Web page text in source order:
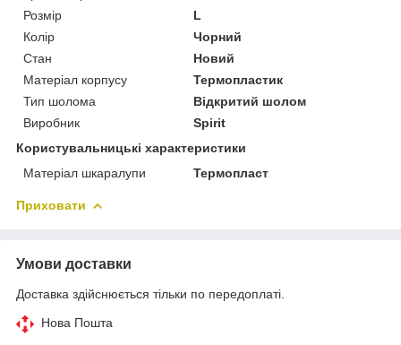
Розмір
L
Колір
Чорний
Стан
Новий
Матеріал корпусу
Термопластик
Тип шолома
Відкритий шолом
Виробник
Spirit
Користувальницькі характеристики
Матеріал шкаралупи
Термопласт
Приховати
Умови доставки
Доставка здійснюється тільки по передоплаті.
Нова Пошта